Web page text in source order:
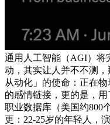
通用人工智能（AGI）将
动，其实让人并不不测
从动化」的使命：正在
的感情链接，更的是，
职业数据库（美国约800
更：22-25岁的年轻人，